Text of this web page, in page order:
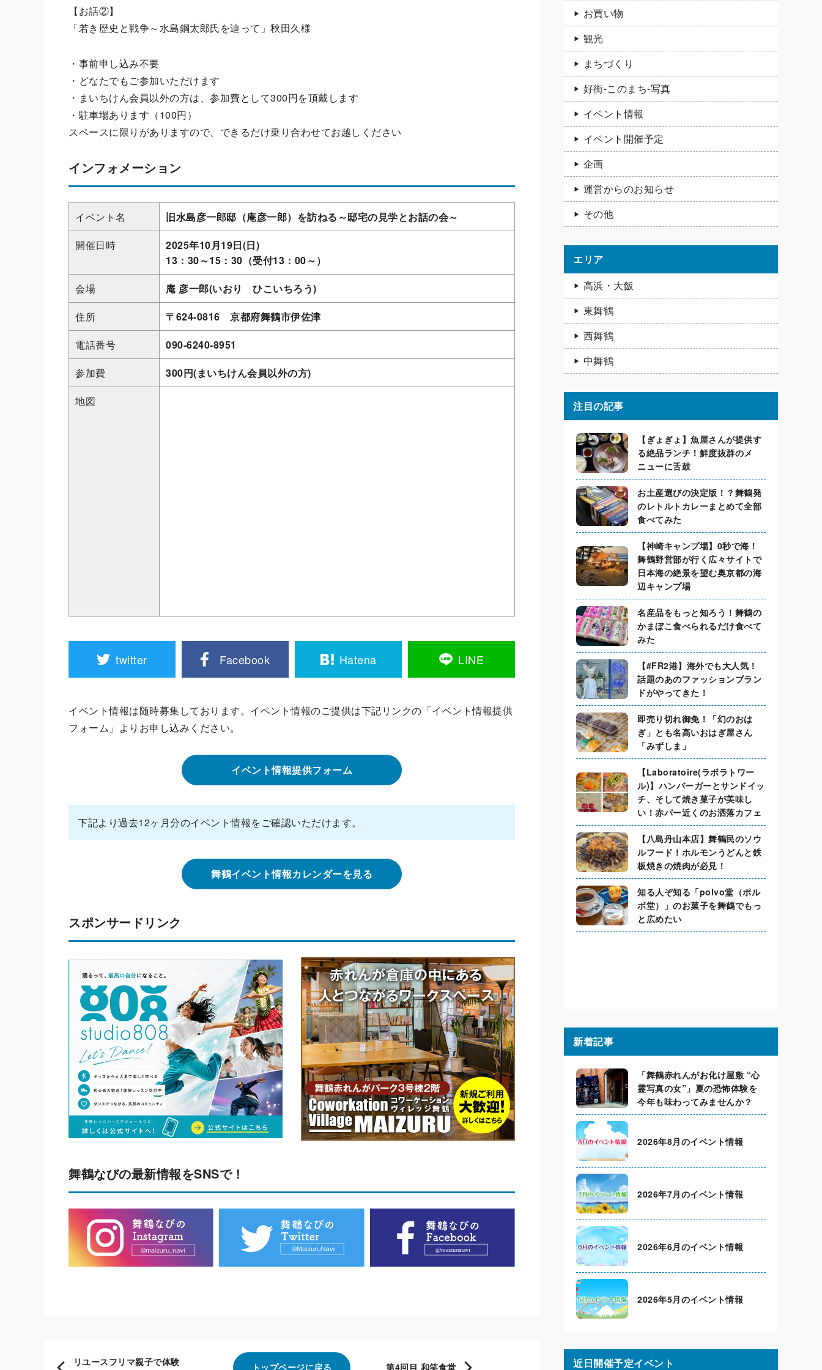
【お話②】
「若き歴史と戦争～水島鋼太郎氏を辿って」秋田久様
・事前申し込み不要
・どなたでもご参加いただけます
・まいちけん会員以外の方は、参加費として300円を頂戴します
・駐車場あります（100円）
スペースに限りがありますので、できるだけ乗り合わせてお越しください
インフォメーション
イベント名
旧水島彦一郎邸（庵彦一郎）を訪ねる～邸宅の見学とお話の会～
開催日時
2025年10月19日(日)
13：30～15：30（受付13：00～）
会場
庵 彦一郎(いおり ひこいちろう)
住所
〒624-0816 京都府舞鶴市伊佐津
電話番号
090-6240-8951
参加費
300円(まいちけん会員以外の方)
地図
twitter Facebook Hatena LINE
イベント情報は随時募集しております。イベント情報のご提供は下記リンクの「イベント情報提供
フォーム」よりお申し込みください。
イベント情報提供フォーム
下記より過去12ヶ月分のイベント情報をご確認いただけます。
舞鶴イベント情報カレンダーを見る
スポンサードリンク
舞鶴なびの最新情報をSNSで！
リユースフリマ親子で体験
トップページに戻る 第4回目 和笑食堂
お買い物
観光
まちづくり
好街-このまち-写真
イベント情報
イベント開催予定
企画
運営からのお知らせ
その他
エリア
高浜・大飯
東舞鶴
西舞鶴
中舞鶴
注目の記事
【ぎょぎょ】魚屋さんが提供す
る絶品ランチ！鮮度抜群のメ
ニューに舌鼓
お土産選びの決定版！？舞鶴発
のレトルトカレーまとめて全部
食べてみた
【神崎キャンプ場】0秒で海！
舞鶴野営部が行く広々サイトで
日本海の絶景を望む奥京都の海
辺キャンプ場
名産品をもっと知ろう！舞鶴の
かまぼこ食べられるだけ食べて
みた
【#FR2港】海外でも大人気！
話題のあのファッションブラン
ドがやってきた！
即売り切れ御免！「幻のおは
ぎ」とも名高いおはぎ屋さん
「みずしま」
【Laboratoire(ラボラトワー
ル)】ハンバーガーとサンドイッ
チ、そして焼き菓子が美味し
い！赤パー近くのお洒落カフェ
【八島丹山本店】舞鶴民のソウ
ルフード！ホルモンうどんと鉄
板焼きの焼肉が必見！
知る人ぞ知る「polvo堂（ポル
ボ堂）」のお菓子を舞鶴でもっ
と広めたい
新着記事
「舞鶴赤れんがお化け屋敷 “心
霊写真の女”」夏の恐怖体験を
今年も味わってみませんか？
2026年8月のイベント情報
2026年7月のイベント情報
2026年6月のイベント情報
2026年5月のイベント情報
近日開催予定イベント